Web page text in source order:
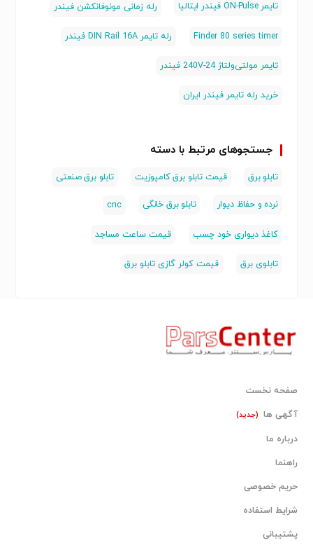
کشور سازنده 🇮🇹 ایتالیا
• 6 بازه زمانی — از 0.1 ثانیه تا 24 ساعت
• تنظیم آسان با پیچ‌گوشتی معمولی
• عرض فشرده 17.5mm — صرفه‌جویی در فضا
• ساخت ایتالیا — کیفیت اروپایی
کاربردها
• کنترل روشنایی راهروها با تأخیر خاموشی
• سیستم‌های تهویه و فن با تأخیر
• اتوماسیون ساختمان و BMS
:
دفتر(ثابت): 33993099 - 021
🔹 موجود در فروشگاه پلی تکنیک
تایمر ON-Pulse فیندر ایتالیا رله زمانی مونوفانکشن فیندر
Finder 80 series timer رله تایمر DIN Rail 16A فیندر
تایمر مولتی‌ولتاژ 24-240V فیندر
خرید رله تایمر فیندر ایران
جستجوهای مرتبط با دسته
تابلو برق قیمت تابلو برق کامپوزیت تابلو برق صنعتی
نرده و حفاظ دیوار تابلو برق خانگی cnc
کاغذ دیواری خود چسب قیمت ساعت مساجد
تابلوی برق قیمت کولر گازی تابلو برق
صفحه نخست
آگهی ها (جدید)
درباره ما
راهنما
حریم خصوصی
شرایط استفاده
پشتیبانی